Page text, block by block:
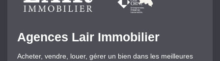
Agences Lair Immobilier
Acheter, vendre, louer, gérer un bien dans les meilleures